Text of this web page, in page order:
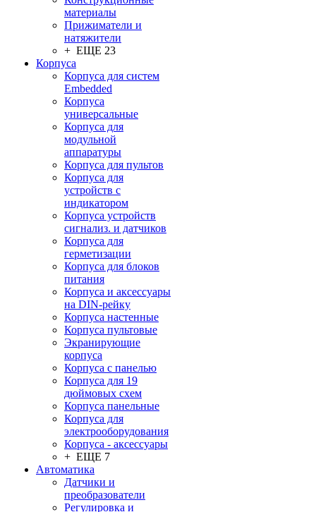
материалы
Прижиматели и
натяжители
+ ЕЩЕ 23
Корпуса
Корпуса для систем
Embedded
Корпуса
универсальные
Корпуса для
модульной
аппаратуры
Корпуса для пультов
Корпуса для
устройств с
индикатором
Корпуса устройств
сигнализ. и датчиков
Корпуса для
герметизации
Корпуса для блоков
питания
Корпуса и аксессуары
на DIN-рейку
Корпуса настенные
Корпуса пультовые
Экранирующие
корпуса
Корпуса с панелью
Корпуса для 19
дюймовых схем
Корпуса панельные
Корпуса для
электрооборудования
Корпуса - аксессуары
+ ЕЩЕ 7
Автоматика
Датчики и
преобразователи
Регулировка и